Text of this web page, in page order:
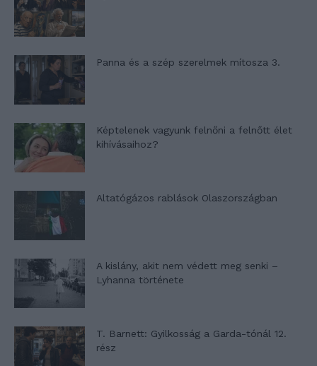
Panna és a szép szerelmek mítosza 3.
Képtelenek vagyunk felnőni a felnőtt élet
kihívásaihoz?
Altatógázos rablások Olaszországban
A kislány, akit nem védett meg senki –
Lyhanna története
T. Barnett: Gyilkosság a Garda-tónál 12.
rész